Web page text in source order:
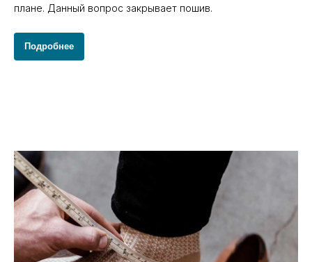
плане. Данный вопрос закрывает пошив.
Подробнее